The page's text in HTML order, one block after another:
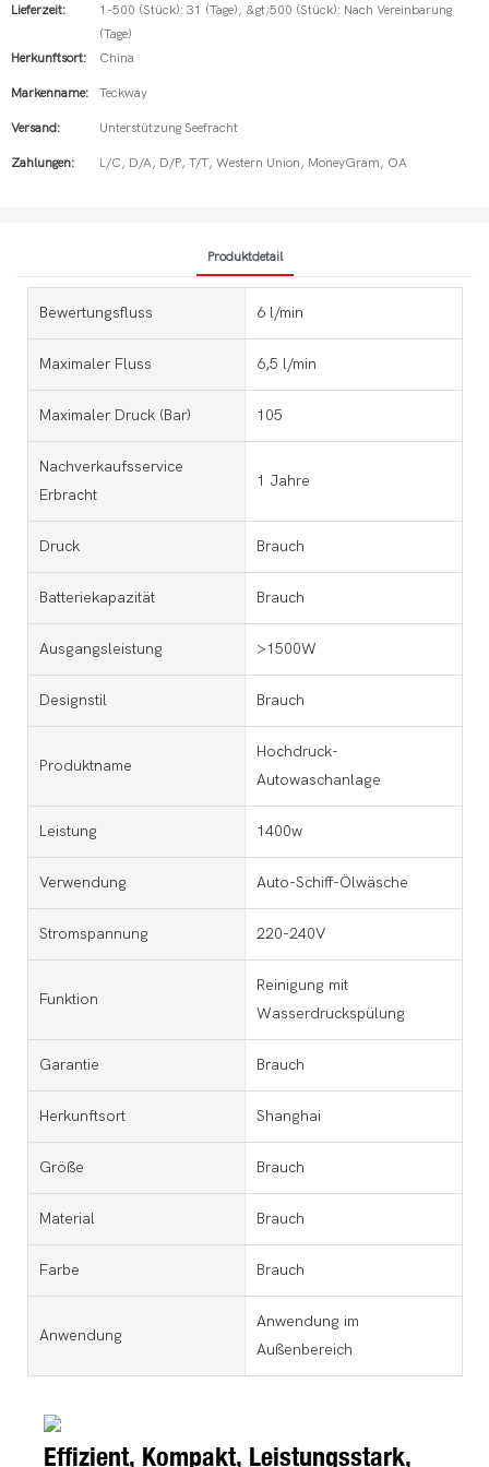
Lieferzeit:
1-500 (Stück): 31 (Tage), &gt;500 (Stück): Nach Vereinbarung
(Tage)
Herkunftsort:
China
Markenname: Teckway
Versand: Unterstützung Seefracht
Zahlungen: L/C, D/A, D/P, T/T, Western Union, MoneyGram, OA
Produktdetail
Bewertungsfluss 6 l/min
Maximaler Fluss 6,5 l/min
Maximaler Druck (Bar) 105
Nachverkaufsservice
Erbracht
1 Jahre
Druck Brauch
Batteriekapazität Brauch
Ausgangsleistung >1500W
Designstil Brauch
Produktname
Hochdruck-
Autowaschanlage
Leistung 1400w
Verwendung Auto-Schiff-Ölwäsche
Stromspannung 220-240V
Funktion
Reinigung mit
Wasserdruckspülung
Garantie Brauch
Herkunftsort Shanghai
Größe Brauch
Material Brauch
Farbe Brauch
Anwendung
Anwendung im
Außenbereich
Effizient, Kompakt, Leistungsstark,